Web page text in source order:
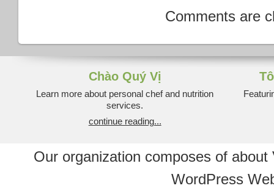
Comments are
Chào Quý Vị
Learn more about personal chef and nutrition
services.
continue reading...
Our organization composes of
WordPress